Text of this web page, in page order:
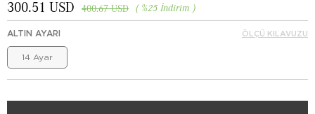
%25 İndirim
400.67 USD
300.51 USD
ALTIN AYARI
14 Ayar
ÖLÇÜ KILAVUZU